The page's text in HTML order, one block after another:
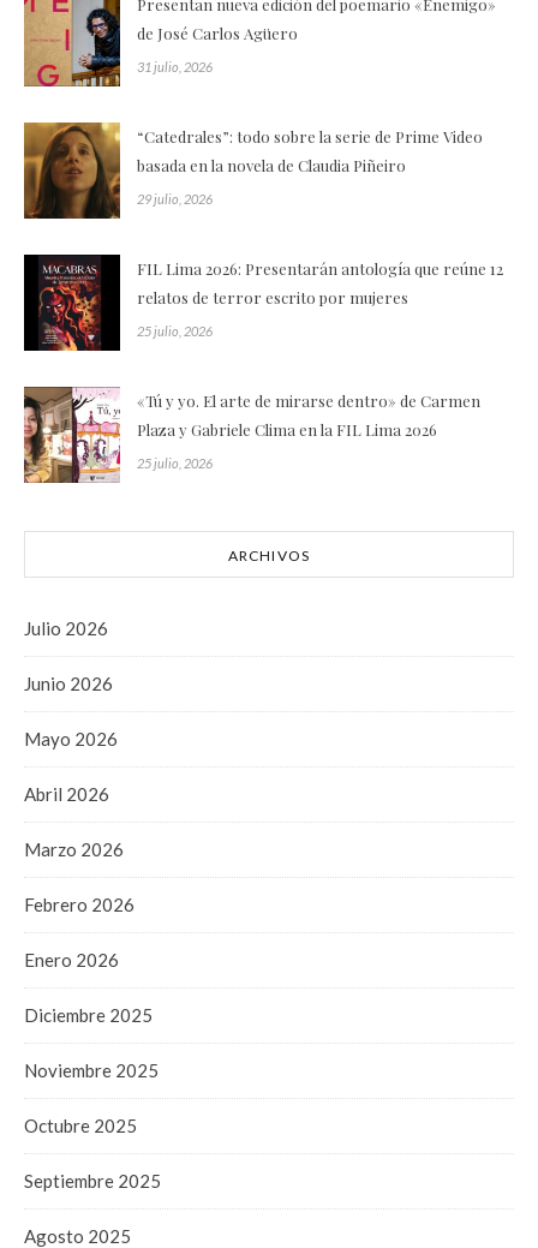
de José Carlos Agüero
31 julio, 2026
“Catedrales”: todo sobre la serie de Prime Video
basada en la novela de Claudia Piñeiro
29 julio, 2026
FIL Lima 2026: Presentarán antología que reúne 12
relatos de terror escrito por mujeres
25 julio, 2026
«Tú y yo. El arte de mirarse dentro» de Carmen
Plaza y Gabriele Clima en la FIL Lima 2026
25 julio, 2026
ARCHIVOS
Julio 2026
Junio 2026
Mayo 2026
Abril 2026
Marzo 2026
Febrero 2026
Enero 2026
Diciembre 2025
Noviembre 2025
Octubre 2025
Septiembre 2025
Agosto 2025